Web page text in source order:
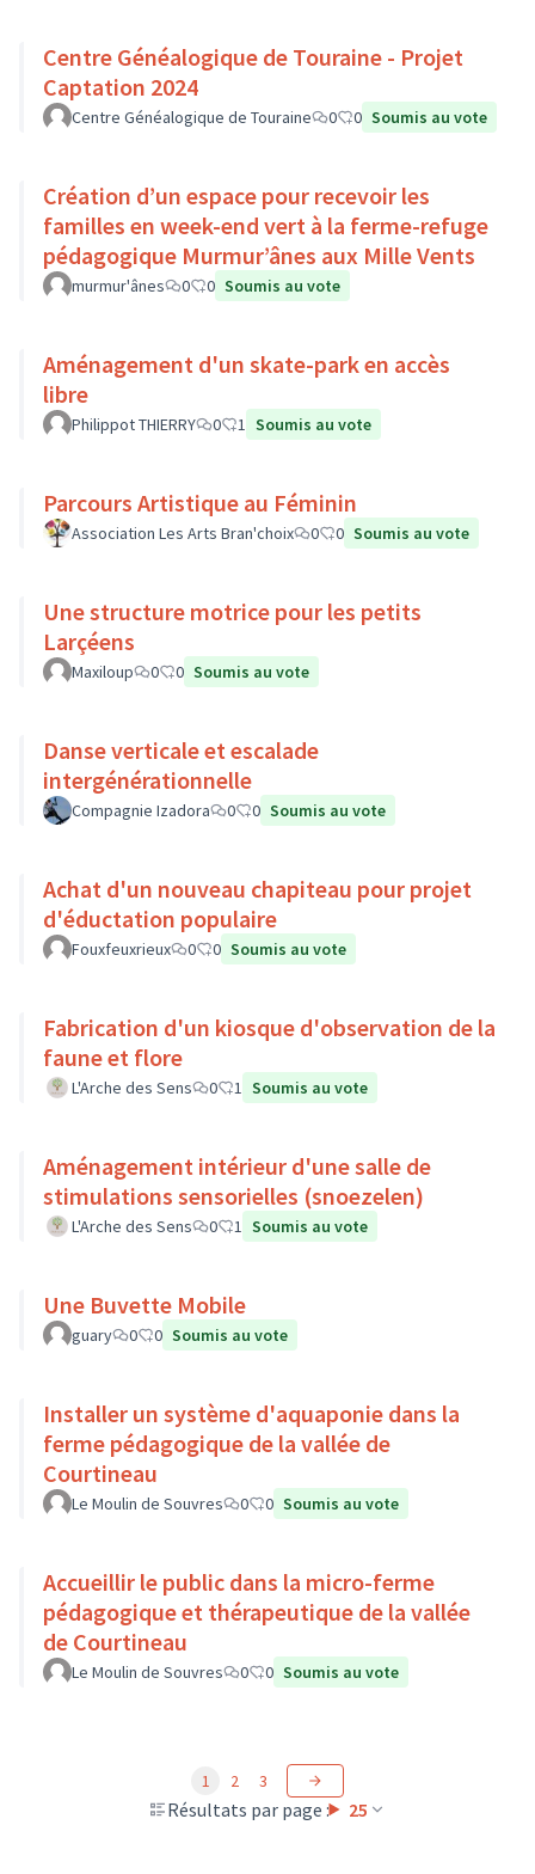
Centre Généalogique de Touraine - Projet
Captation 2024
Centre Généalogique de Touraine 0 0 Soumis au vote
Création d’un espace pour recevoir les
familles en week-end vert à la ferme-refuge
pédagogique Murmur’ânes aux Mille Vents
murmur'ânes 0 0 Soumis au vote
Aménagement d'un skate-park en accès
libre
Philippot THIERRY 0 1 Soumis au vote
Parcours Artistique au Féminin
Association Les Arts Bran'choix 0 0 Soumis au vote
Une structure motrice pour les petits
Larçéens
Maxiloup 0 0 Soumis au vote
Danse verticale et escalade
intergénérationnelle
Compagnie Izadora 0 0 Soumis au vote
Achat d'un nouveau chapiteau pour projet
d'éductation populaire
Fouxfeuxrieux 0 0 Soumis au vote
Fabrication d'un kiosque d'observation de la
faune et flore
L'Arche des Sens 0 1 Soumis au vote
Aménagement intérieur d'une salle de
stimulations sensorielles (snoezelen)
L'Arche des Sens 0 1 Soumis au vote
Une Buvette Mobile
guary 0 0 Soumis au vote
Installer un système d'aquaponie dans la
ferme pédagogique de la vallée de
Courtineau
Le Moulin de Souvres 0 0 Soumis au vote
Accueillir le public dans la micro-ferme
pédagogique et thérapeutique de la vallée
de Courtineau
Le Moulin de Souvres 0 0 Soumis au vote
Résultats par page : 25
1 2 3